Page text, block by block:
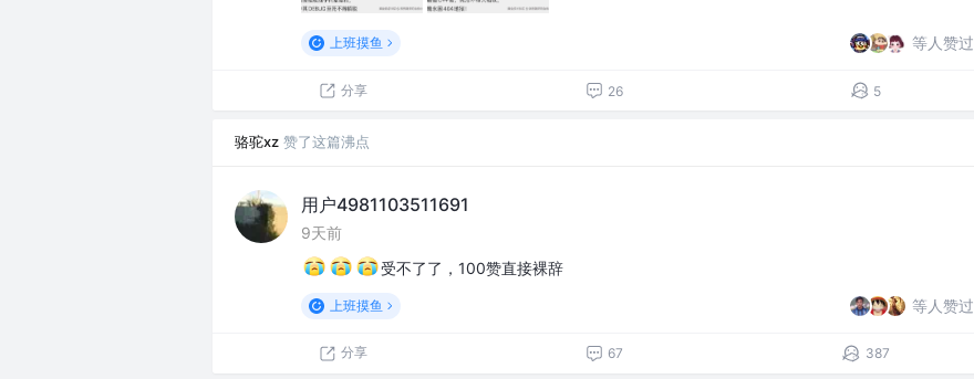
上班摸鱼 等人赞过
分享 26 5
骆驼xz 赞了这篇沸点
用户4981103511691
9天前
受不了了，100赞直接裸辞
上班摸鱼 等人赞过
分享 67 387